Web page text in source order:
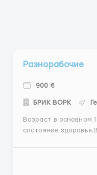
Разнорабочие
900 €
БРИК ВОРК
Возраст в основном 18−65.
состояние